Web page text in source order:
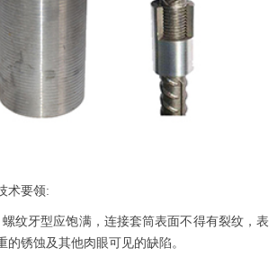
术要领:
纹牙型应饱满，连接套筒表面不得有裂纹，表
的锈蚀及其他肉眼可见的缺陷。